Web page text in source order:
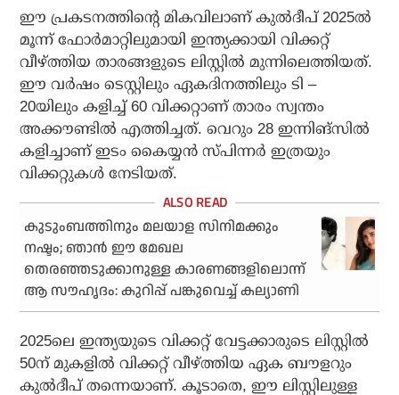
ഈ പ്രകടനത്തിന്റെ മികവിലാണ് കുല്‍ദീപ് 2025ല്‍
മൂന്ന് ഫോര്‍മാറ്റിലുമായി ഇന്ത്യക്കായി വിക്കറ്റ്
വീഴ്ത്തിയ താരങ്ങളുടെ ലിസ്റ്റില്‍ മുന്നിലെത്തിയത്.
ഈ വര്‍ഷം ടെസ്റ്റിലും ഏകദിനത്തിലും ടി –
20യിലും കളിച്ച് 60 വിക്കറ്റാണ് താരം സ്വന്തം
അക്കൗണ്ടില്‍ എത്തിച്ചത്. വെറും 28 ഇന്നിങ്‌സില്‍
കളിച്ചാണ് ഇടം കൈയ്യന്‍ സ്പിന്നര്‍ ഇത്രയും
വിക്കറ്റുകള്‍ നേടിയത്.
കുടുംബത്തിനും മലയാള സിനിമക്കും
നഷ്ടം; ഞാന്‍ ഈ മേഖല
തെരഞ്ഞടുക്കാനുള്ള കാരണങ്ങളിലൊന്ന്
ആ സൗഹൃദം: കുറിപ്പ് പങ്കുവെച്ച് കല്യാണി
2025ലെ ഇന്ത്യയുടെ വിക്കറ്റ് വേട്ടക്കാരുടെ ലിസ്റ്റില്‍
50ന് മുകളില്‍ വിക്കറ്റ് വീഴ്ത്തിയ ഏക ബൗളറും
കുല്‍ദീപ് തന്നെയാണ്. കൂടാതെ, ഈ ലിസ്റ്റിലുള്ള